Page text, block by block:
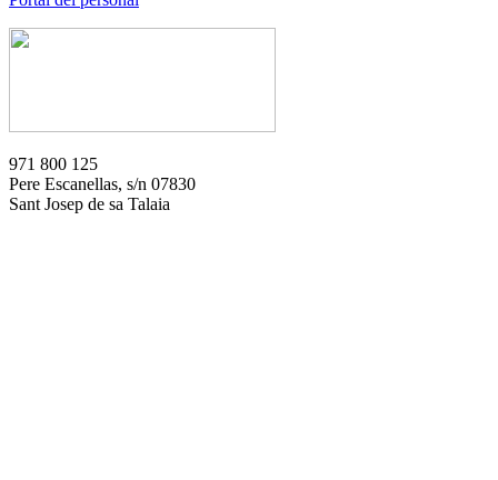
971 800 125
Pere Escanellas, s/n 07830
Sant Josep de sa Talaia